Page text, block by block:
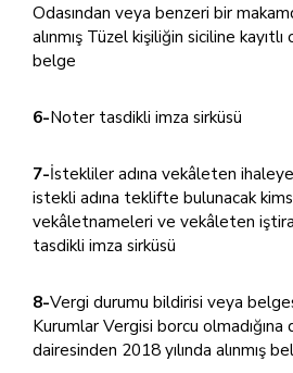
Odasından veya benzeri bir
alınmış Tüzel kişiliğin siciline
belge
6-Noter tasdikli imza sirküsü
7-İstekliler adına vekâleten
istekli adına teklifte bulunacak
vekâletnameleri ve vekâleten
tasdikli imza sirküsü
8-Vergi durumu bildirisi veya
Kurumlar Vergisi borcu olmadığına
dairesinden 2018 yılında alınmış